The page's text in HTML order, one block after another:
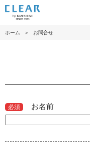
ホーム ＞ お問合せ
必須 お名前